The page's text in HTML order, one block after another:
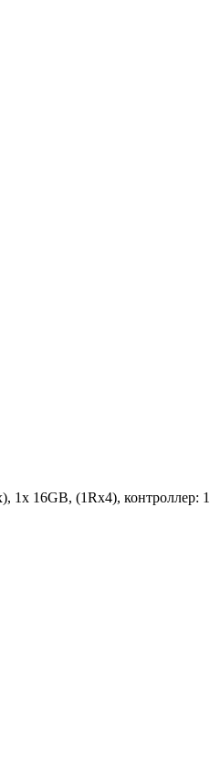
16GB, (1Rx4), контроллер: